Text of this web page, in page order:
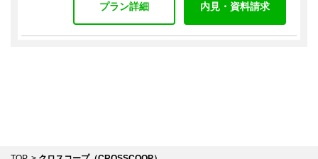
プラン詳細 内見・資料請求